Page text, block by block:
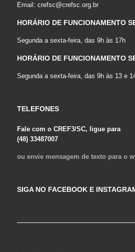
Email: crefsc@crefsc.org.br
HORÁRIO DE FUNCIONAMENTO
Segunda a sexta-feira, das 9h às 17h
HORÁRIO DE FUNCIONAMENTO
Segunda a sexta-feira, das 9h às 13 e
TELEFONES
Fale com o CREF3/SC, ligue para
(48) 33487007
ou envie mensagem de texto para o
SIGA NO FACEBOOK E